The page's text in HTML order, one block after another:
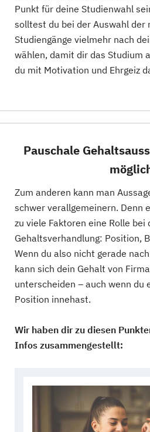
Punkt für deine Studienwahl
solltest du bei der Auswahl der
Studiengänge vielmehr nach
wählen, damit dir das Studium
du mit Motivation und Ehrgeiz
Pauschale
Zum anderen kann man
schwer verallgemeinern. Denn
zu viele Faktoren eine Rolle bei
Gehaltsverhandlung: Position,
Wenn du also nicht gerade
kann sich dein Gehalt von
unterscheiden – auch wenn du
Position innehast.
Wir haben dir zu diesen
Infos zusammengestellt: